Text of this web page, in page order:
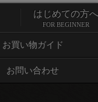
商品一覧
お買い物ガイド
お問い合わせ
はじめての方へ
FOR BEGINNER